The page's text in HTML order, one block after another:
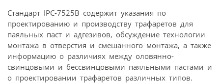
Стандарт IPC-7525B содержит указания по
проектированию и производству трафаретов для
паяльных паст и адгезивов, обсуждение технологии
монтажа в отверстия и смешанного монтажа, а также
информацию о различиях между оловянно-
свинцовыми и бессвинцовыми паяльными пастами и
о проектировании трафаретов различных типов.